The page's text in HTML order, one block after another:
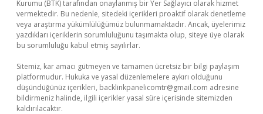
Kurumu (BTK) tarafından onaylanmış bir Yer Sağlayıcı olarak hizmet
vermektedir. Bu nedenle, sitedeki içerikleri proaktif olarak denetleme
veya araştırma yükümlülüğümüz bulunmamaktadır. Ancak, üyelerimiz
yazdıkları içeriklerin sorumluluğunu taşımakta olup, siteye üye olarak
bu sorumluluğu kabul etmiş sayılırlar.
Sitemiz, kar amacı gütmeyen ve tamamen ücretsiz bir bilgi paylaşım
platformudur. Hukuka ve yasal düzenlemelere aykırı olduğunu
düşündüğünüz içerikleri, backlinkpanelicomtr@gmail.com adresine
bildirmeniz halinde, ilgili içerikler yasal süre içerisinde sitemizden
kaldırılacaktır.